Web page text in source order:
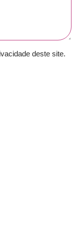
deste site.